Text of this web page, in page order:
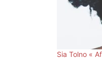
Sia Tolno «